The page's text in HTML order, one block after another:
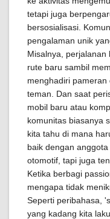
tetapi juga
bersosialisasi.
pengalaman unik
Misalnya,
rute baru sambil
menghadiri
teman. Dan saat
mobil baru atau
komunitas biasanya
kita tahu di mana
baik dengan
otomotif, tapi juga
Ketika berbagi
mengapa tidak
Seperti peribahasa,
yang kadang kita